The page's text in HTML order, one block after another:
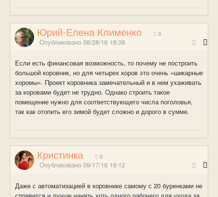
Юрий-Елена Клименко 0
Опубликовано 08/28/18 18:38
Если есть финансовая возможность, то почему не построить
большой коровник, но для четырех коров это очень «шикарные
хоромы». Проект коровника замечательный и в нем ухаживать
за коровами будет не трудно. Однако строить такое
помещение нужно для соответствующего числа поголовья,
так как отопить его зимой будет сложно и дорого в сумме.
Кристинка 0
Опубликовано 09/17/18 18:12
Даже с автоматизацией в коровнике самому с 20 буренками не
справится и лучше нанять хоть одного рабочего для ухода за